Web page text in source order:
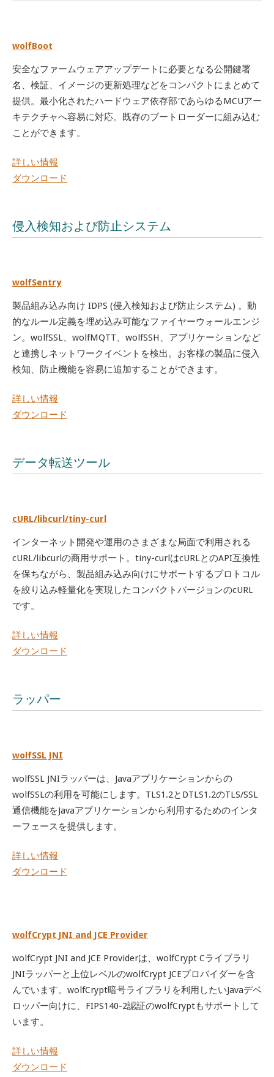
wolfBoot
安全なファームウェアアップデートに必要となる公開鍵署
名、検証、イメージの更新処理などをコンパクトにまとめて
提供。最小化されたハードウェア依存部であらゆるMCUアー
キテクチャへ容易に対応。既存のブートローダーに組み込む
ことができます。
詳しい情報
ダウンロード
侵入検知および防止システム
wolfSentry
製品組み込み向け IDPS (侵入検知および防止システム) 。動
的なルール定義を埋め込み可能なファイヤーウォールエンジ
ン。wolfSSL、wolfMQTT、wolfSSH、アプリケーションなど
と連携しネットワークイベントを検出。お客様の製品に侵入
検知、防止機能を容易に追加することができます。
詳しい情報
ダウンロード
データ転送ツール
cURL/libcurl/tiny-curl
インターネット開発や運用のさまざまな局面で利用される
cURL/libcurlの商用サポート。tiny-curlはcURLとのAPI互換性
を保ちながら、製品組み込み向けにサポートするプロトコル
を絞り込み軽量化を実現したコンパクトバージョンのcURL
です。
詳しい情報
ダウンロード
ラッパー
wolfSSL JNI
wolfSSL JNIラッパーは、Javaアプリケーションからの
wolfSSLの利用を可能にします。TLS1.2とDTLS1.2のTLS/SSL
通信機能をJavaアプリケーションから利用するためのインタ
ーフェースを提供します。
詳しい情報
ダウンロード
wolfCrypt JNI and JCE Provider
wolfCrypt JNI and JCE Providerは、wolfCrypt Cライブラリ
JNIラッパーと上位レベルのwolfCrypt JCEプロバイダーを含
んでいます。wolfCrypt暗号ライブラリを利用したいJavaデベ
ロッパー向けに、FIPS140-2認証のwolfCryptもサポートして
います。
詳しい情報
ダウンロード